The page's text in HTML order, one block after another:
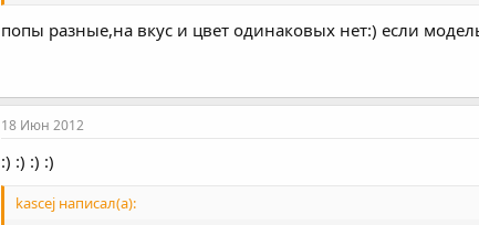
попы разные,на вкус и цвет одинаковых нет:) если
18 Июн 2012
:) :) :) :)
kascej написал(а):